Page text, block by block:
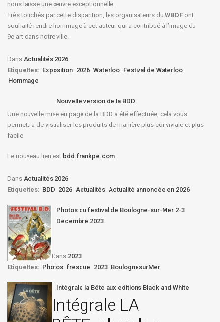
nous laisse une œuvre exceptionnelle.
Très touchés par cette disparition, les organisateurs du WBDF ont
souhaité rendre hommage à cet auteur qui a contribué à l’image du
9e art dans notre ville.
Dans Actualités 2026
Etiquettes: Exposition 2026 Waterloo Festival de Waterloo
Hommage
Nouvelle version de la BDD
Une nouvelle mise en page de la BDD a été effectuée, cela vous
permettra de visualiser les produits de manière plus conviviale et plus
facile
Le nouveau lien est bdd.frankpe.com
Dans Actualités 2026
Etiquettes: BDD 2026 Actualités Actualité annoncée en 2026
Photos du festival de Boulogne-sur-Mer 2-3
Decembre 2023
Dans 2023
Etiquettes: Photos fresque 2023 BoulognesurMer
Intégrale la Bête aux editions Black and White
Intégrale LA